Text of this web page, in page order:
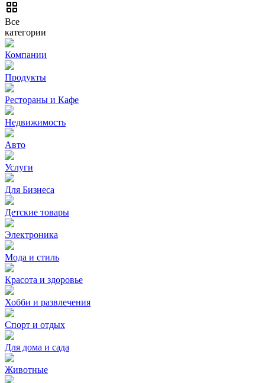
Все
категории
Компании
Продукты
Рестораны и Кафе
Недвижимость
Авто
Услуги
Для Бизнеса
Детские товары
Электроника
Мода и стиль
Красота и здоровье
Хобби и развлечения
Спорт и отдых
Для дома и сада
Животные